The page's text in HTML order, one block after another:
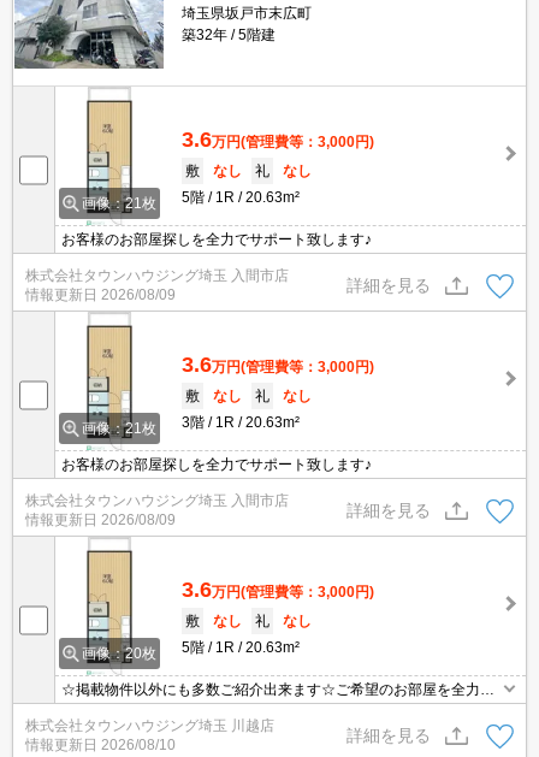
埼玉県坂戸市末広町
築32年
5階建
画像：21枚
3.6万円(管理費等：3,000円)
敷
なし 礼
なし
5階
1R 20.63m²
お客様のお部屋探しを全力でサポート致します♪
株式会社タウンハウジング埼玉 入間市店
情報更新日 2026/08/09
詳細を見る
画像：21枚
3.6万円(管理費等：3,000円)
敷
なし 礼
なし
3階
1R 20.63m²
お客様のお部屋探しを全力でサポート致します♪
株式会社タウンハウジング埼玉 入間市店
情報更新日 2026/08/09
詳細を見る
画像：20枚
3.6万円(管理費等：3,000円)
敷
なし 礼
なし
5階
1R 20.63m²
☆掲載物件以外にも多数ご紹介出来ます☆ご希望のお部屋を全力で
お探しさせて頂きます♪
株式会社タウンハウジング埼玉 川越店
情報更新日 2026/08/10
詳細を見る